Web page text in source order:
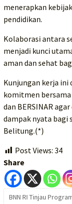
menerapkan
pendidikan.
Kolaborasi antara
menjadi kunci
aman dan sehat
Kunjungan kerja
komitmen
dan BERSINAR
dampak nyata bagi
Belitung.(*)
Post Views: 34
Share
BNN RI Tinjau